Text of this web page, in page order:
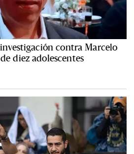
contra Marcelo
diez adolescentes